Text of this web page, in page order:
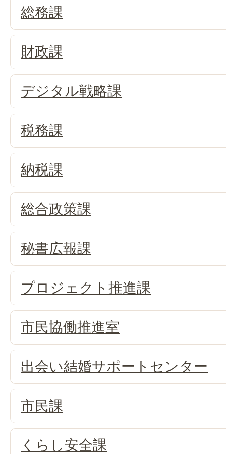
総務課
財政課
デジタル戦略課
税務課
納税課
総合政策課
秘書広報課
プロジェクト推進課
市民協働推進室
出会い結婚サポートセンター
市民課
くらし安全課